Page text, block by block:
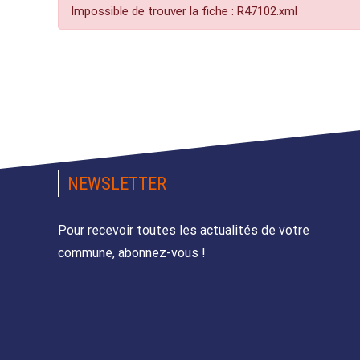
Impossible de trouver la fiche : R47102.xml
NEWSLETTER
Pour recevoir toutes les actualités de votre
commune, abonnez-vous !